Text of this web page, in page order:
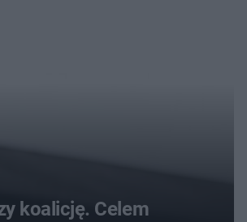
koalicję. Celem